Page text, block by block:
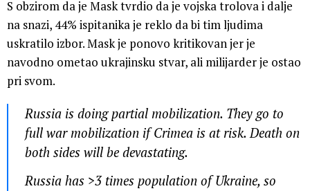
S obzirom da je Mask tvrdio da je vojska trolova i dalje
na snazi, 44% ispitanika je reklo da bi tim ljudima
uskratilo izbor. Mask je ponovo kritikovan jer je
navodno ometao ukrajinsku stvar, ali milijarder je ostao
pri svom.
Russia is doing partial mobilization. They go to
full war mobilization if Crimea is at risk. Death on
both sides will be devastating.
Russia has >3 times population of Ukraine, so